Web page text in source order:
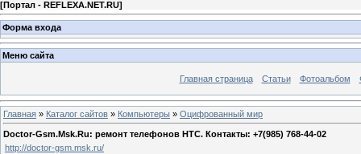
[Портал - REFLEXA.NET.RU]
Форма входа
Меню сайта
Главная страница Статьи Фотоальбом
Главная » Каталог сайтов » Компьютеры » Оцифрованный мир
Doctor-Gsm.Msk.Ru: ремонт телефонов HTC. Контакты: +7(985) 768-44-02
http://doctor-gsm.msk.ru/